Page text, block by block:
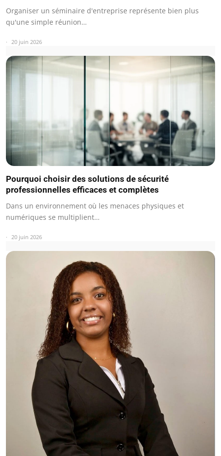
Organiser un séminaire d'entreprise représente bien plus
qu'une simple réunion…
20 juin 2026
Pourquoi choisir des solutions de sécurité
professionnelles efficaces et complètes
Dans un environnement où les menaces physiques et
numériques se multiplient…
20 juin 2026